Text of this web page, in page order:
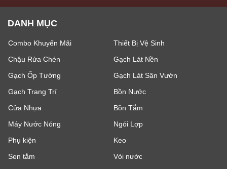
DANH MỤC
Combo Khuyến Mãi
Thiết Bị Vệ Sinh
Chậu Rửa Chén
Gạch Lát Nền
Gạch Ốp Tường
Gạch Lát Sân Vườn
Gạch Trang Trí
Bồn Nước
Cửa Nhựa
Bồn Tắm
Máy Nước Nóng
Ngói Lợp
Phụ kiện
Keo
Sen tắm
Vòi nước